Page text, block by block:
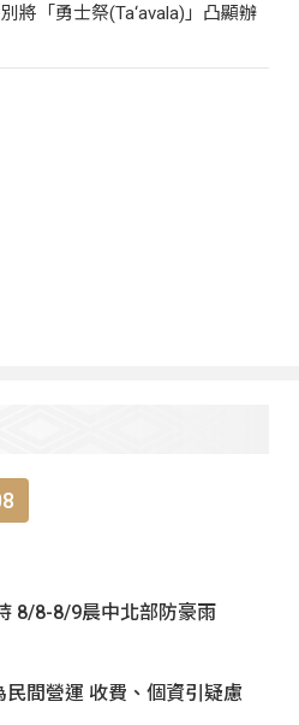
將「勇士祭(Ta‘avala)」凸顯辦
8/8-8/9晨中北部防豪雨
民間營運 收費、個資引疑慮